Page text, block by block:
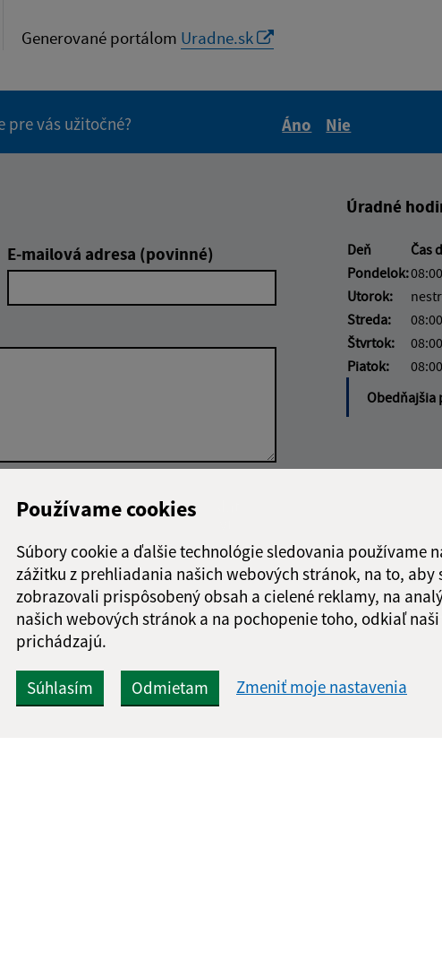
Používame cookies
Súbory cookie a ďalšie technológie sledovania používame
zážitku z prehliadania našich webových stránok, na to, aby
zobrazovali prispôsobený obsah a cielené reklamy, na
našich webových stránok a na pochopenie toho, odkiaľ
prichádzajú.
Súhlasím Odmietam Zmeniť moje nastavenia
Generované portálom Uradne.sk
vás užitočné?
Áno
Nie
E-mailová adresa (povinné)
osobných
Google reCaptcha Response
Odoslať
správu
Úradné
Deň Čas
Pondelok:
Utorok:
Streda:
Štvrtok:
Piatok:
Obedňajšia